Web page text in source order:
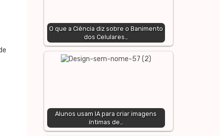
O que a Ciência diz sobre o Banimento
dos Celulares…
Alunos usam IA para criar imagens
íntimas de…